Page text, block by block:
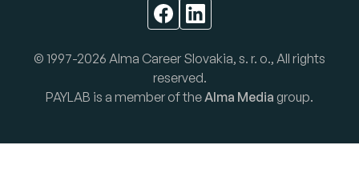
© 1997-2026 Alma Career Slovakia, s. r. o., All rights
reserved.
PAYLAB is a member of theAlma Media group.